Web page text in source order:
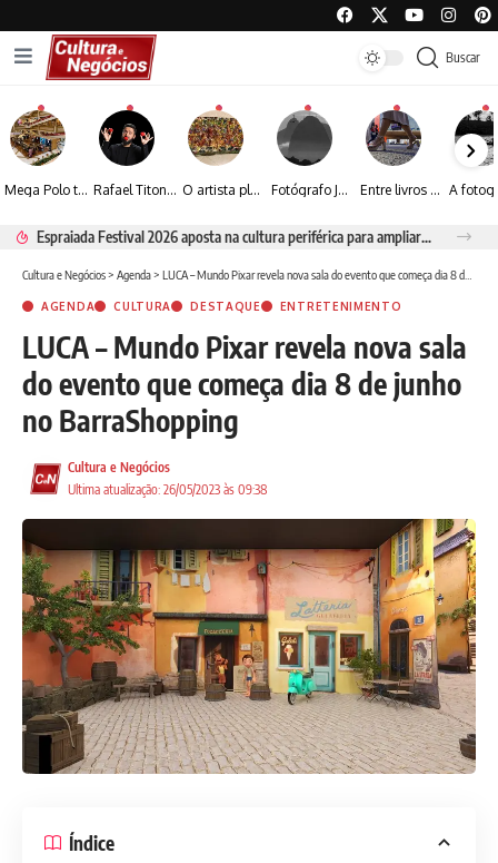
Buscar
Mega Polo transforma lançamento de coleção em plataforma nacional de negócios e projeta crescimento de mais de 15% Rafael Titonelly leva magia e acolhimento a crianças em tratamento oncológico em Juiz de Fora O artista plástico Jorge Luiz transforma sustentabilidade e criatividade em arte contemporânea Fotógrafo José Roberto apresenta um olhar sensível sobre arquitetura, formas e luz na fotografia Entre livros e fotografia autoral, Sebastião Reis consolida uma trajetória marcada pelo olhar artístico
Espraiada Festival 2026 aposta na cultura periférica para ampliar oportunidades na zona sul
Cultura e Negócios> Agenda> LUCA – Mundo Pixar revela nova sala do evento que começa dia 8 de junho no BarraShopping
AGENDA CULTURA DESTAQUE ENTRETENIMENTO
LUCA – Mundo Pixar revela nova sala
do evento que começa dia 8 de junho
no BarraShopping
Ultima atualização: 26/05/2023 às 09:38
Cultura e Negócios
Índice